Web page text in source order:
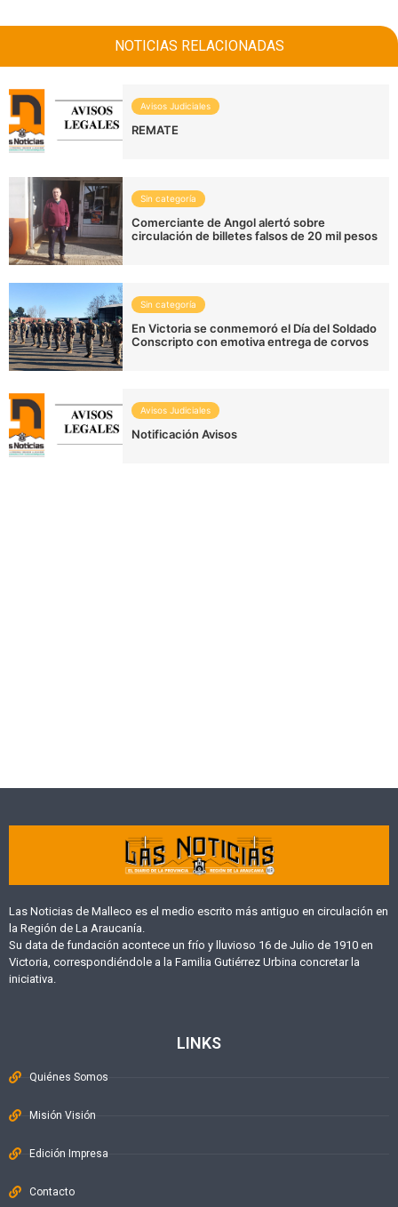
NOTICIAS RELACIONADAS
Avisos Judiciales
REMATE
Sin categoría
Comerciante de Angol alertó sobre
circulación de billetes falsos de 20 mil pesos
Sin categoría
En Victoria se conmemoró el Día del Soldado
Conscripto con emotiva entrega de corvos
Avisos Judiciales
Notificación Avisos
Las Noticias de Malleco es el medio escrito más antiguo en circulación en
la Región de La Araucanía.
Su data de fundación acontece un frío y lluvioso 16 de Julio de 1910 en
Victoria, correspondiéndole a la Familia Gutiérrez Urbina concretar la
iniciativa.
LINKS
Quiénes Somos
Misión Visión
Edición Impresa
Contacto